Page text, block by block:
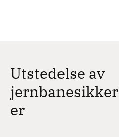
Utstedelse av
er